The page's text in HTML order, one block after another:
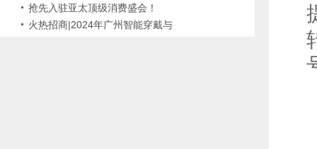
动！
抢先入驻亚太顶级消费盛会！
2026海南消博会火热招展中
火热招商|2024年广州智能穿戴与